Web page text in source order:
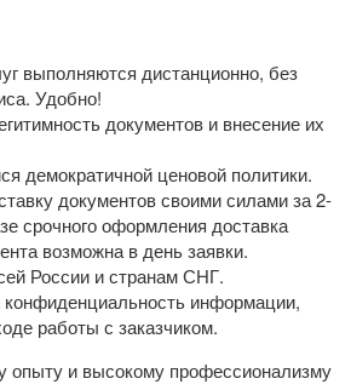
выполняются дистанционно, без
Удобно!
документов и внесение их
демократичной ценовой политики.
документов своими силами за 2-
срочного оформления доставка
возможна в день заявки.
России и странам СНГ.
информации,
работы с заказчиком.
опыту и высокому профессионализму